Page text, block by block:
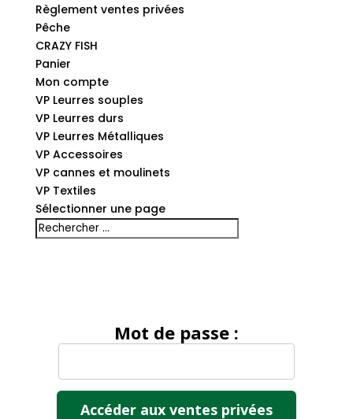
Règlement ventes privées
Pêche
CRAZY FISH
Panier
Mon compte
VP Leurres souples
VP Leurres durs
VP Leurres Métalliques
VP Accessoires
VP cannes et moulinets
VP Textiles
Sélectionner une page
Mot de passe :